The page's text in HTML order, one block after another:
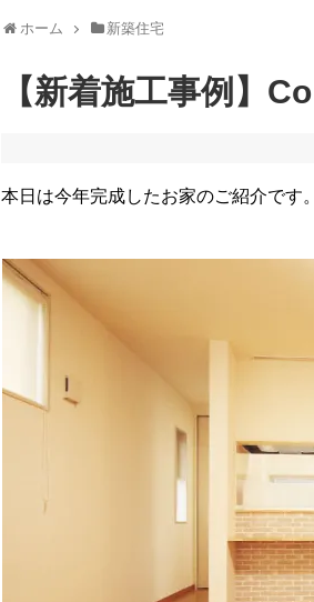
ホーム 新築住宅
【新着施工事例】
本日は今年完成したお家のご紹介です